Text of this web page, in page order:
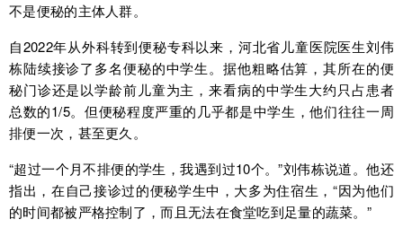
不是便秘的主体人群。
自2022年从外科转到便秘专科以来，河北省儿童医院医生刘伟
栋陆续接诊了多名便秘的中学生。据他粗略估算，其所在的便
秘门诊还是以学龄前儿童为主，来看病的中学生大约只占患者
总数的1/5。但便秘程度严重的几乎都是中学生，他们往往一周
排便一次，甚至更久。
“超过一个月不排便的学生，我遇到过10个。”刘伟栋说道。他还
指出，在自己接诊过的便秘学生中，大多为住宿生，“因为他们
的时间都被严格控制了，而且无法在食堂吃到足量的蔬菜。”